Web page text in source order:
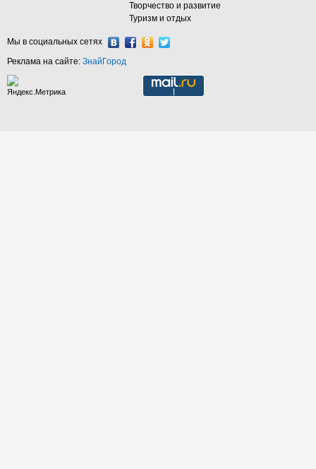
Творчество и развитие
Туризм и отдых
Мы в социальных сетях
Реклама на сайте: ЗнайГород